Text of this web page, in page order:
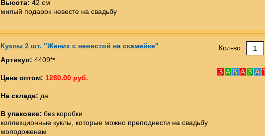
Высота: 42 см
милый подарок невесте на свадьбу
Куклы 2 шт. "Жених с невестой на скамейке"
Артикул: 4409**
Цена оптом: 1280.00 руб.
На складе: да
В упаковке: без коробки
коллекционные куклы, которые можно преподнести на свадьбу
молодоженам
Кол-во: